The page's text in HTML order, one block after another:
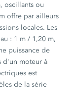
oscillants ou
offre par ailleurs
locales. Les
: 1 m / 1,20 m,
puissance de
d'un moteur à
est
de la série